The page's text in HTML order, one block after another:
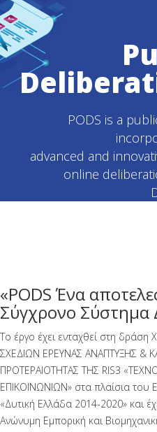
PODS is a
advanced and
online
«PODS Ένα
Σύγχρονο Σύστημα
Το έργο έχει ενταχθεί στη
ΣΧΕΔΙΩΝ ΕΡΕΥΝΑΣ ΑΝΑΠΤΥΞΗΣ &
ΠΡΟΤΕΡΑΙΟΤΗΤΑΣ ΤΗΣ RIS3
ΕΠΙΚΟΙΝΩΝΙΩΝ» στα πλαίσια του
«Δυτική Ελλάδα 2014-2020» και
Ανώνυμη Εμπορική και